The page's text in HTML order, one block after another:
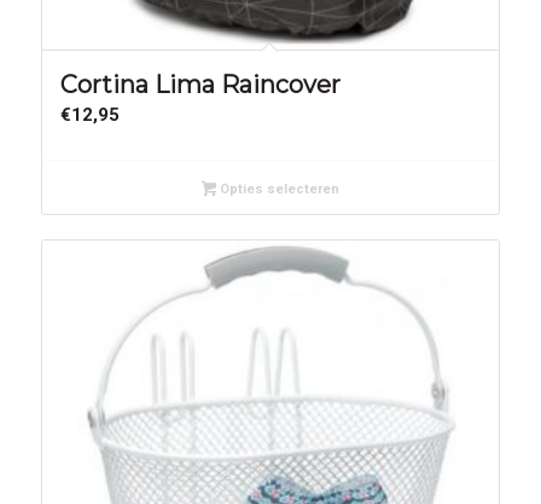
Cortina Lima Raincover
€12,95
Opties selecteren